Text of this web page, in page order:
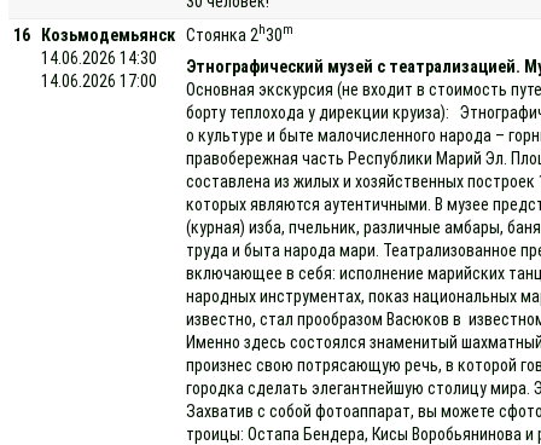
16
Козьмодемьянск
14.06.2026 14:30
14.06.2026 17:00
Стоянка 2 h30m
Этнографический музей с театрализацией.
Основная экскурсия (не входит в стоимость
борту теплохода у дирекции круиза):
о культуре и быте малочисленного народа –
правобережная часть Республики Марий Эл.
составлена из жилых и хозяйственных
которых являются аутентичными. В музее
(курная) изба, пчельник, различные амбары,
труда и быта народа мари. Театрализованное
включающее в себя: исполнение марийских
народных инструментах, показ национальных
известно, стал прообразом Васюков в
Именно здесь состоялся знаменитый
произнес свою потрясающую речь, в которой
городка сделать элегантнейшую столицу
Захватив с собой фотоаппарат, вы можете
троицы: Остапа Бендера, Кисы Воробьянинова